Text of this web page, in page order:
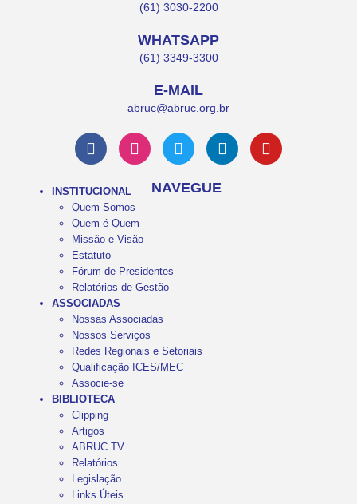
(61) 3030-2200
WHATSAPP
(61) 3349-3300
E-MAIL
abruc@abruc.org.br
NAVEGUE
INSTITUCIONAL
Quem Somos
Quem é Quem
Missão e Visão
Estatuto
Fórum de Presidentes
Relatórios de Gestão
ASSOCIADAS
Nossas Associadas
Nossos Serviços
Redes Regionais e Setoriais
Qualificação ICES/MEC
Associe-se
BIBLIOTECA
Clipping
Artigos
ABRUC TV
Relatórios
Legislação
Links Úteis